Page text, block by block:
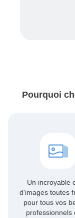
Pourquoi
Un incroyable
d'images toutes
pour tous vos
professionnels